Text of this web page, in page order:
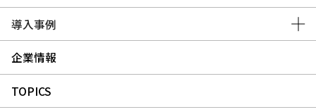
導入事例
企業情報
TOPICS